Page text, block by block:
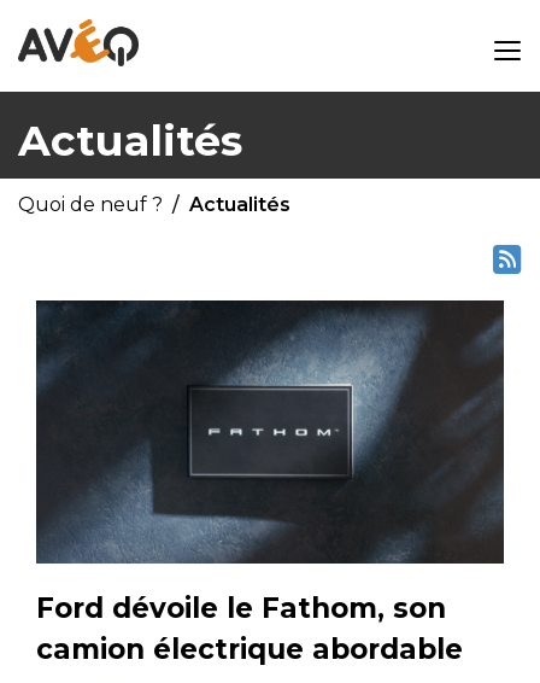
Actualités
Quoi de neuf ? Actualités
Ford dévoile le Fathom, son
camion électrique abordable